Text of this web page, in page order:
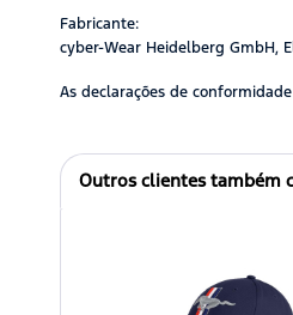
Fabricante:
cyber-Wear Heidelberg GmbH,
As declarações de
Outros clientes também